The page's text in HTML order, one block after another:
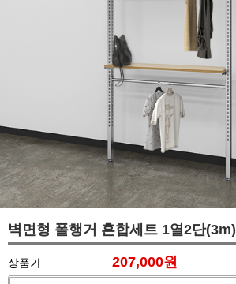
벽면형 폴행거 혼합세트 1열2단(3m)
상품가 207,000원